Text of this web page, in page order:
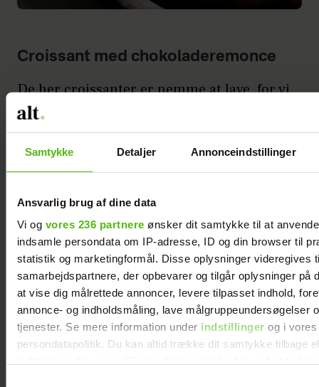
Samtykke Detaljer Annonceindstillinger
Ansvarlig brug af dine data
Vi og vores 236 partnere ønsker dit samtykke til at
indsamle persondata om IP-adresse, ID og din browser til
statistik og marketingformål. Disse oplysninger videregives
samarbejdspartnere, der opbevarer og tilgår oplysninger på
at vise dig målrettede annoncer, levere tilpasset indhold,
annonce- og indholdsmåling, lave målgruppeundersøgelser
tjenester. Se mere information under indstillinger og i vores
persondatapolitik. Du kan altid trække dit samtykke tilbage
Croissant med chokoladeremonce
De her croissanter er nemme at lave, for vi
snyder lidt med udrulning af
wienerbrødsdejen. Vi har fyldt dem med
chokoladeremonce, men de smager også
godt uden!
Tid:ca. 30 min. plus hæve- og
bagetid.
(ca. 16 stk.)
1 dl koldt vand
1½ dl mælk